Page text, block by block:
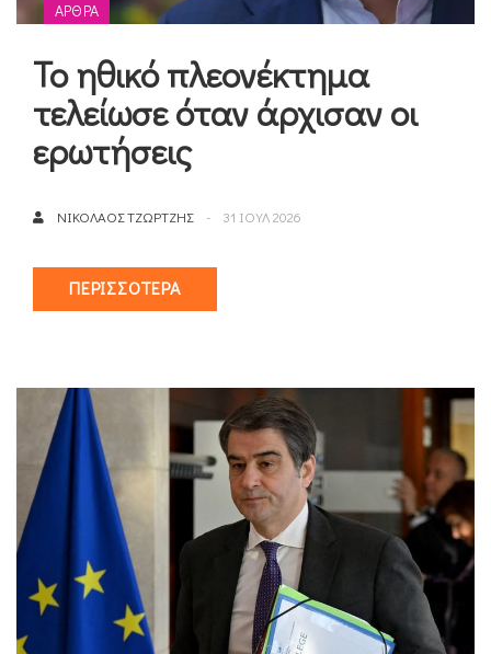
ΆΡΘΡΑ
Το ηθικό πλεονέκτημα
τελείωσε όταν άρχισαν οι
ερωτήσεις
ΝΙΚΌΛΑΟΣ ΤΖΏΡΤΖΗΣ 31 ΙΟΥΛ 2026
ΠΕΡΙΣΣΌΤΕΡΑ